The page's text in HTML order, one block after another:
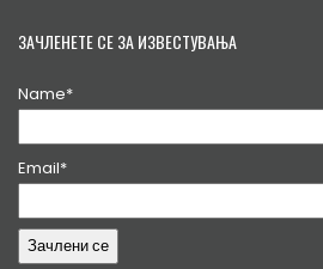
ЗАЧЛЕНЕТЕ СЕ ЗА ИЗВЕСТУВАЊА
Name*
Email*